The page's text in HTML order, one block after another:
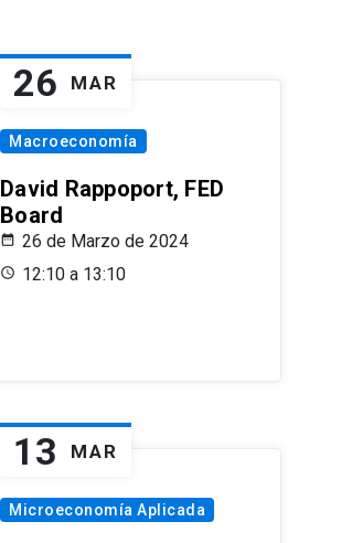
26 MAR
Macroeconomía
David Rappoport, FED
Board
26 de Marzo de 2024
12:10 a 13:10
13 MAR
Microeconomía Aplicada